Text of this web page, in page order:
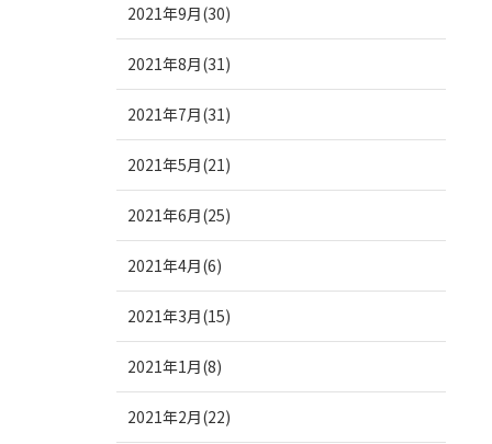
2021年9月(30)
2021年8月(31)
2021年7月(31)
2021年5月(21)
2021年6月(25)
2021年4月(6)
2021年3月(15)
2021年1月(8)
2021年2月(22)